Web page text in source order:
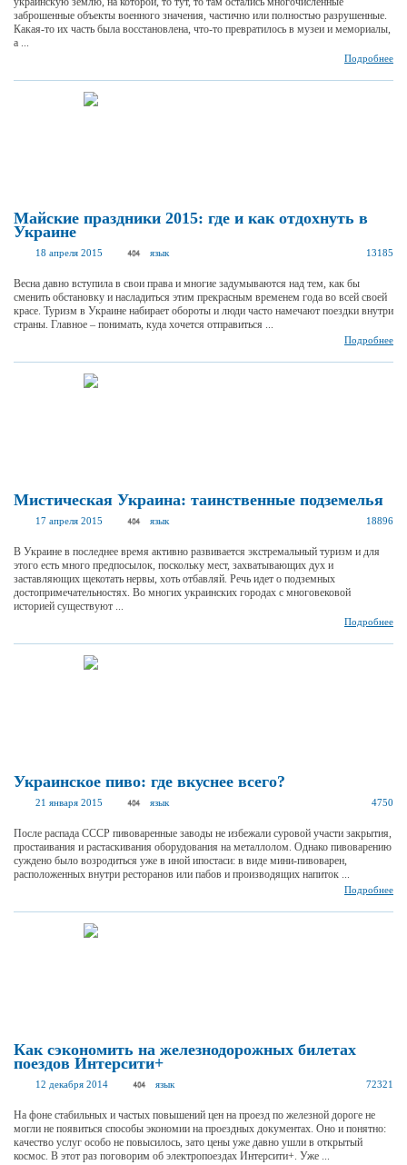
заброшенные объекты военного значения, частично или полностью разрушенные.
Какая-то их часть была восстановлена, что-то превратилось в музеи и мемориалы,
а ...
Подробнее
Майские праздники 2015: где и как отдохнуть в
Украине
18 апреля 2015 язык 13185
Весна давно вступила в свои права и многие задумываются над тем, как бы
сменить обстановку и насладиться этим прекрасным временем года во всей своей
красе. Туризм в Украине набирает обороты и люди часто намечают поездки внутри
страны. Главное – понимать, куда хочется отправиться ...
Подробнее
Мистическая Украина: таинственные подземелья
17 апреля 2015 язык 18896
В Украине в последнее время активно развивается экстремальный туризм и для
этого есть много предпосылок, поскольку мест, захватывающих дух и
заставляющих щекотать нервы, хоть отбавляй. Речь идет о подземных
достопримечательностях. Во многих украинских городах с многовековой
историей существуют ...
Подробнее
Украинское пиво: где вкуснее всего?
21 января 2015 язык 4750
После распада СССР пивоваренные заводы не избежали суровой участи закрытия,
простаивания и растаскивания оборудования на металлолом. Однако пивоварению
суждено было возродиться уже в иной ипостаси: в виде мини-пивоварен,
расположенных внутри ресторанов или пабов и производящих напиток ...
Подробнее
Как сэкономить на железнодорожных билетах
поездов Интерсити+
12 декабря 2014 язык 72321
На фоне стабильных и частых повышений цен на проезд по железной дороге не
могли не появиться способы экономии на проездных документах. Оно и понятно:
качество услуг особо не повысилось, зато цены уже давно ушли в открытый
космос. В этот раз поговорим об электропоездах Интерсити+. Уже ...